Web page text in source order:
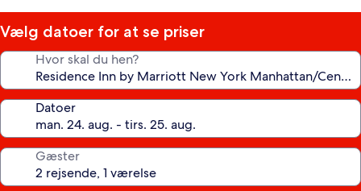
Vælg datoer for at se priser
Hvor skal du hen?
Datoer
Gæster